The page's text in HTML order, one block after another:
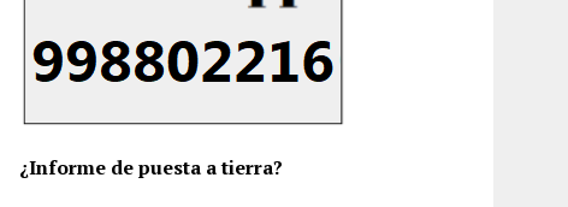
¿Informe de puesta a tierra?